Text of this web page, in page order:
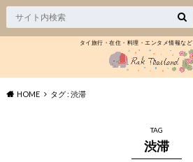
タイ旅行・在住・料理・エンタメ情報など
HOME タグ : 渋滞
TAG
渋滞